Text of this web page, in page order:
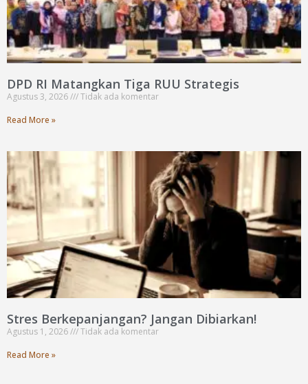
DPD RI Matangkan Tiga RUU Strategis
Agustus 3, 2026
Tidak ada komentar
Read More »
Stres Berkepanjangan? Jangan Dibiarkan!
Agustus 1, 2026
Tidak ada komentar
Read More »